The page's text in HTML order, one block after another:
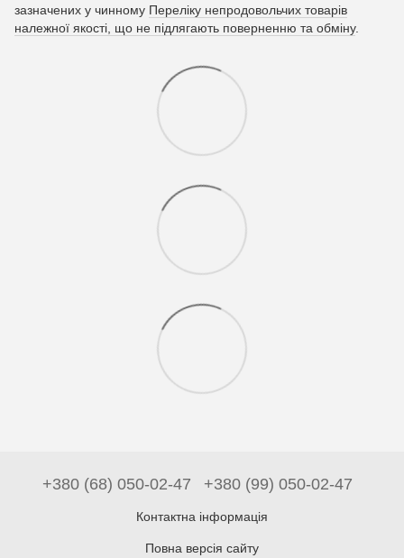
зазначених у чинному Переліку непродовольчих товарів
належної якості, що не підлягають поверненню та обміну.
+380 (68) 050-02-47 +380 (99) 050-02-47
Контактна інформація
Повна версія сайту